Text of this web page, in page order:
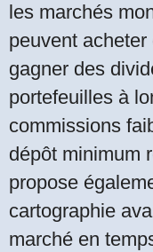
les marchés
peuvent
gagner des
portefeuilles à
commissions
dépôt minimum
propose
cartographie
marché en